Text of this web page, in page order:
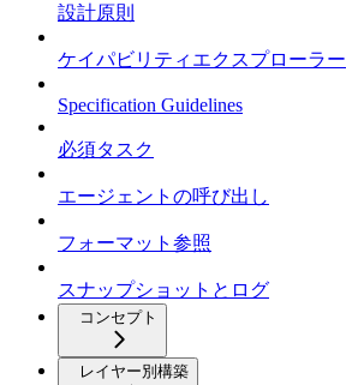
設計原則
ケイパビリティエクスプローラー
Specification Guidelines
必須タスク
エージェントの呼び出し
フォーマット参照
スナップショットとログ
コンセプト
レイヤー別構築